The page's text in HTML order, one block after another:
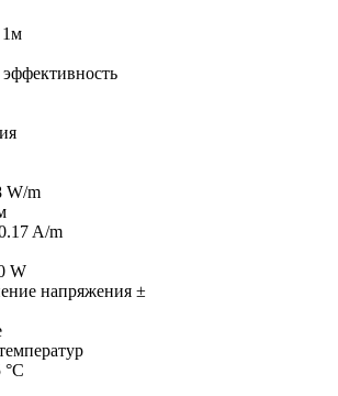
1м
эффективность
W/m
A/m
W
напряжения ±
°C